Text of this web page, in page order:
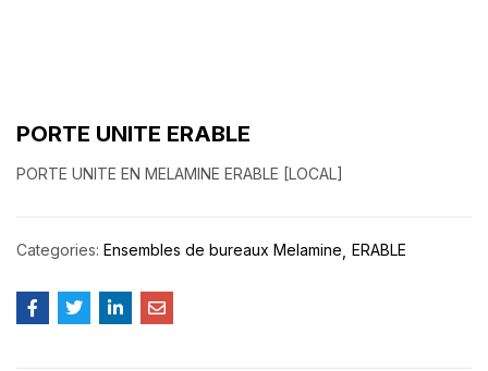
PORTE UNITE ERABLE
PORTE UNITE EN MELAMINE ERABLE [LOCAL]
Categories: Ensembles de bureaux Melamine ERABLE